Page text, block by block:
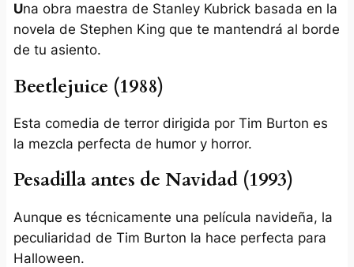
Una obra maestra de Stanley Kubrick basada en la
novela de Stephen King que te mantendrá al borde
de tu asiento.
Beetlejuice (1988)
Esta comedia de terror dirigida por Tim Burton es
la mezcla perfecta de humor y horror.
Pesadilla antes de Navidad (1993)
Aunque es técnicamente una película navideña, la
peculiaridad de Tim Burton la hace perfecta para
Halloween.